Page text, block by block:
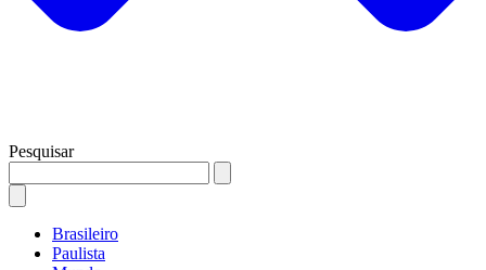
Pesquisar
Brasileiro
Paulista